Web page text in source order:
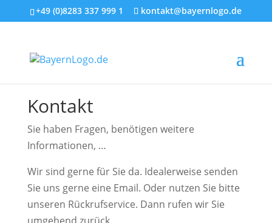
+49 (0)8283 337 999 1 kontakt@bayernlogo.de
Kontakt
Sie haben Fragen, benötigen weitere
Informationen, …
Wir sind gerne für Sie da. Idealerweise senden
Sie uns gerne eine Email. Oder nutzen Sie bitte
unseren Rückrufservice. Dann rufen wir Sie